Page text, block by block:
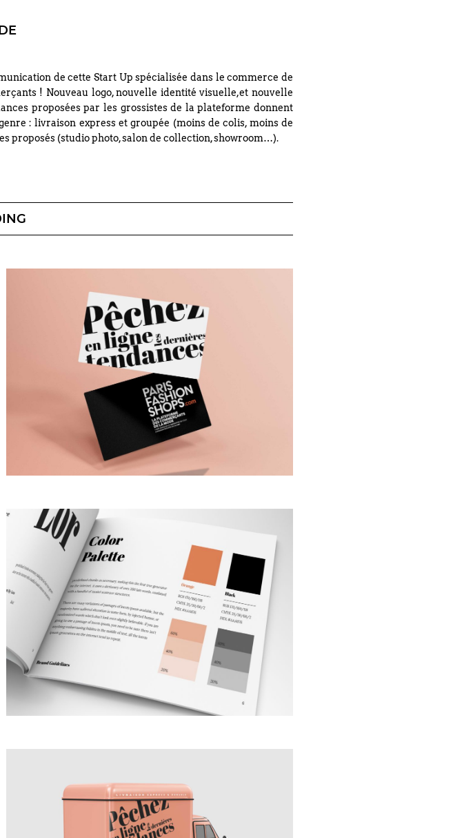
de cette Start Up spécialisée dans le commerce de
! Nouveau logo, nouvelle identité visuelle,et nouvelle
proposées par les grossistes de la plateforme donnent
: livraison express et groupée (moins de colis, moins de
proposés (studio photo, salon de collection, showroom…).